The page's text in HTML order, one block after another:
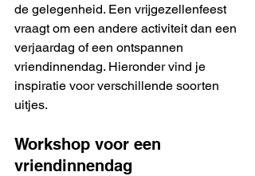
de gelegenheid. Een vrijgezellenfeest
vraagt om een andere activiteit dan een
verjaardag of een ontspannen
vriendinnendag. Hieronder vind je
inspiratie voor verschillende soorten
uitjes.
Workshop voor een
vriendinnendag